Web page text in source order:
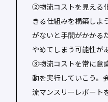
②物流コストを見える
きる仕組みを構築しよ
がないと手間がかかる
やめてしまう可能性が
③物流コストを常に意
動を実行していこう。
流マンスリーレポート